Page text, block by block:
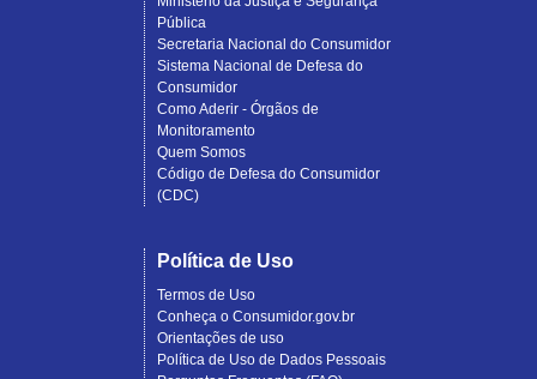
Pública
Secretaria Nacional do Consumidor
Sistema Nacional de Defesa do
Consumidor
Como Aderir - Órgãos de
Monitoramento
Quem Somos
Código de Defesa do Consumidor
(CDC)
Política de Uso
Termos de Uso
Conheça o Consumidor.gov.br
Orientações de uso
Política de Uso de Dados Pessoais